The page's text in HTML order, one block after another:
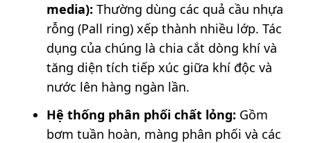
media): Thường dùng các quả cầu nhựa
rỗng (Pall ring) xếp thành nhiều lớp. Tác
dụng của chúng là chia cắt dòng khí và
tăng diện tích tiếp xúc giữa khí độc và
nước lên hàng ngàn lần.
Hệ thống phân phối chất lỏng: Gồm
bơm tuần hoàn, màng phân phối và các